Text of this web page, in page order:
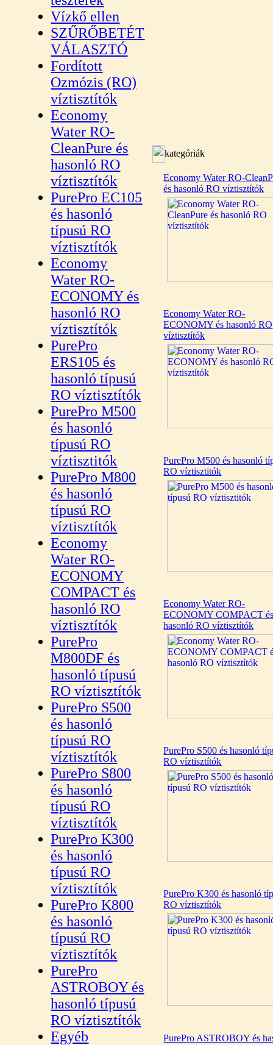
Vízkő ellen
SZŰRŐBETÉT
VÁLASZTÓ
Fordított
Ozmózis (RO)
víztisztítók
Economy
Water RO-
CleanPure és
hasonló RO
víztisztítók
PurePro EC105
és hasonló
típusú RO
víztisztítók
Economy
Water RO-
ECONOMY és
hasonló RO
víztisztítók
PurePro
ERS105 és
hasonló típusú
RO víztisztítók
PurePro M500
és hasonló
típusú RO
víztisztitók
PurePro M800
és hasonló
típusú RO
víztisztítók
Economy
Water RO-
ECONOMY
COMPACT és
hasonló RO
víztisztítók
PurePro
M800DF és
hasonló típusú
RO víztisztítók
PurePro S500
és hasonló
típusú RO
víztisztítók
PurePro S800
és hasonló
típusú RO
víztisztítók
PurePro K300
és hasonló
típusú RO
víztisztítók
PurePro K800
és hasonló
típusú RO
víztisztítók
PurePro
ASTROBOY és
hasonló típusú
RO víztisztítók
Egyéb
kategóriák
Economy Water RO-
és hasonló RO víztisztítók
Economy Water RO-
ECONOMY és hasonló RO
víztisztítók
PurePro M500 és hasonló
RO víztisztitók
Economy Water RO-
ECONOMY COMPACT
hasonló RO víztisztítók
PurePro S500 és hasonló
RO víztisztítók
PurePro K300 és hasonló
RO víztisztítók
PurePro ASTROBOY és